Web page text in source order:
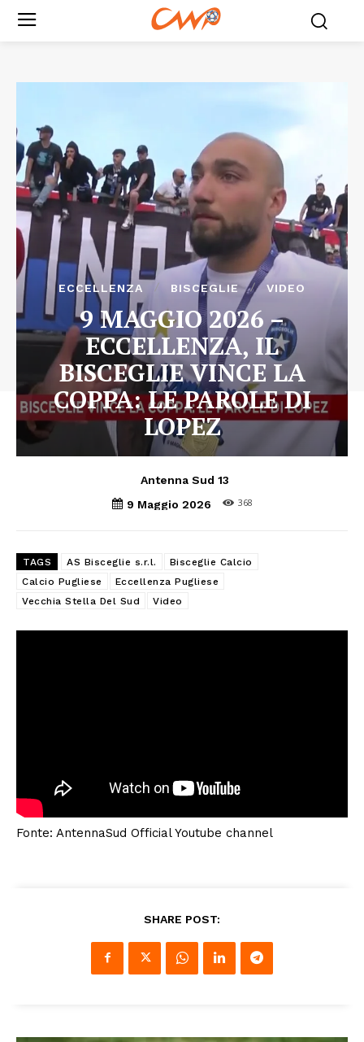
ECCELLENZA BISCEGLIE VIDEO
9 MAGGIO 2026 –
ECCELLENZA, IL
BISCEGLIE VINCE LA
COPPA: LE PAROLE DI
LOPEZ
Antenna Sud 13
9 Maggio 2026
368
TAGS AS Bisceglie s.r.l.
Bisceglie Calcio
Calcio Pugliese
Eccellenza Pugliese
Vecchia Stella Del Sud
Video
Fonte: AntennaSud Official Youtube channel
SHARE POST: